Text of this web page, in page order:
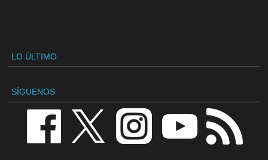
LO ÚLTIMO
SÍGUENOS